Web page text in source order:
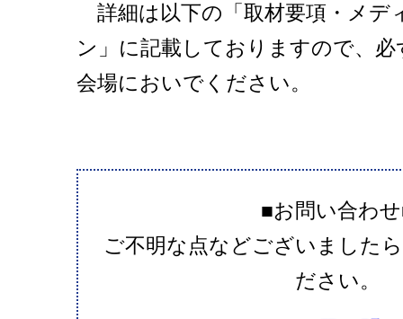
詳細は以下の「取材要項・メデ
ン」に記載しておりますので、
会場においでください。
■お問い合わ
ご不明な点などございました
ださい。